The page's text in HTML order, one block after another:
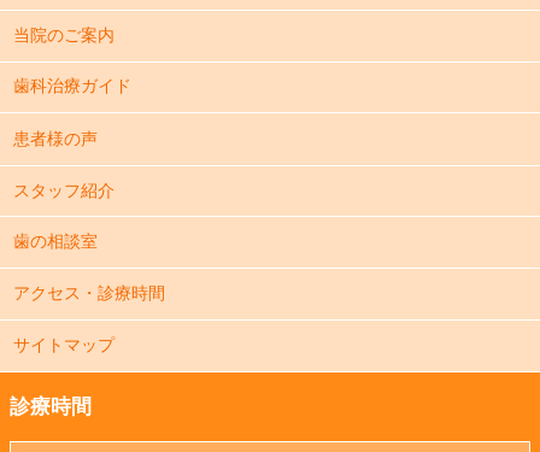
当院のご案内
歯科治療ガイド
患者様の声
スタッフ紹介
歯の相談室
アクセス・診療時間
サイトマップ
診療時間